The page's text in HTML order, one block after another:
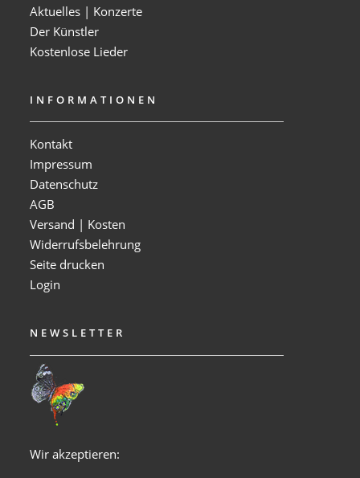
Aktuelles | Konzerte
Der Künstler
Kostenlose Lieder
INFORMATIONEN
Kontakt
Impressum
Datenschutz
AGB
Versand | Kosten
Widerrufsbelehrung
Seite drucken
Login
NEWSLETTER
Wir akzeptieren: